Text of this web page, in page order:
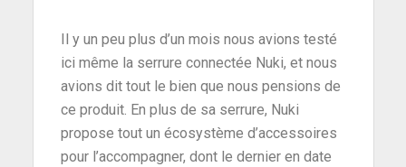
Il y un peu plus d’un mois nous avions testé
ici même la serrure connectée Nuki, et nous
avions dit tout le bien que nous pensions de
ce produit. En plus de sa serrure, Nuki
propose tout un écosystème d’accessoires
pour l’accompagner, dont le dernier en date